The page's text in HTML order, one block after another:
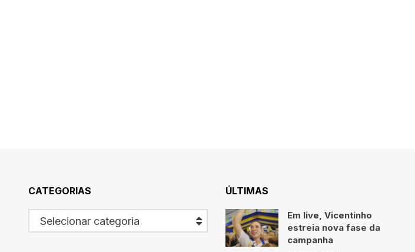
CATEGORIAS
Selecionar categoria
ÚLTIMAS
Em live, Vicentinho
estreia nova fase da
campanha